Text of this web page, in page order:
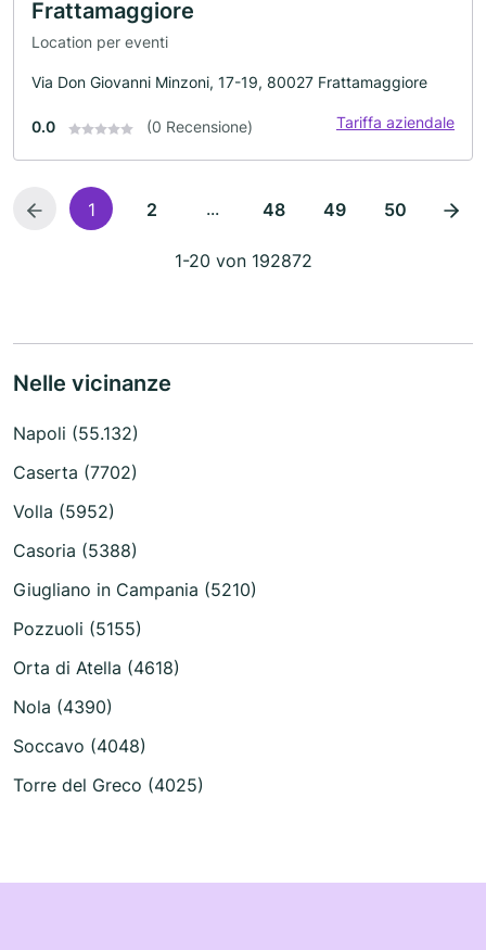
Frattamaggiore
Location per eventi
Via Don Giovanni Minzoni, 17-19, 80027 Frattamaggiore
0.0 (0 Recensione) Tariffa aziendale
1 2 ... 48 49 50
1-20 von 192872
Nelle vicinanze
Napoli (55.132)
Caserta (7702)
Volla (5952)
Casoria (5388)
Giugliano in Campania (5210)
Pozzuoli (5155)
Orta di Atella (4618)
Nola (4390)
Soccavo (4048)
Torre del Greco (4025)